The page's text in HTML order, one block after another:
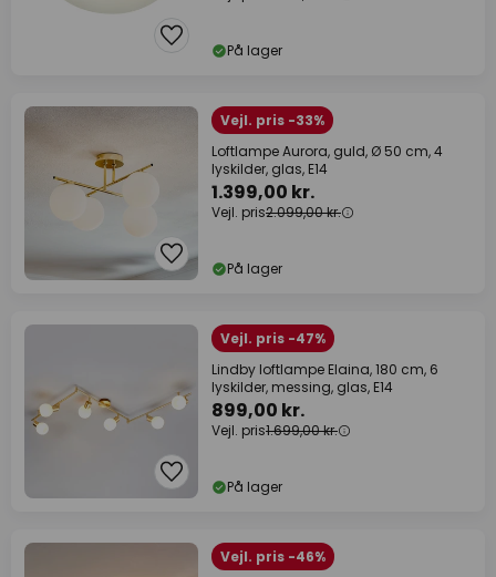
På lager
Vejl. pris -33%
Loftlampe Aurora, guld, Ø 50 cm, 4
lyskilder, glas, E14
1.399,00 kr.
Vejl. pris2.099,00 kr.
På lager
Vejl. pris -47%
Lindby loftlampe Elaina, 180 cm, 6
lyskilder, messing, glas, E14
899,00 kr.
Vejl. pris1.699,00 kr.
På lager
Vejl. pris -46%